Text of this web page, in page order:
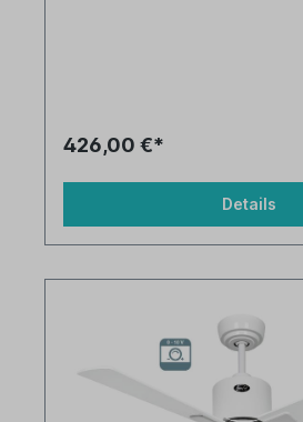
426,00 €*
Details